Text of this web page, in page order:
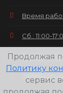
Время
Сб.: 11:00-
Вс.:
+7(8152) 25-
Продолжая
Политику
сервис